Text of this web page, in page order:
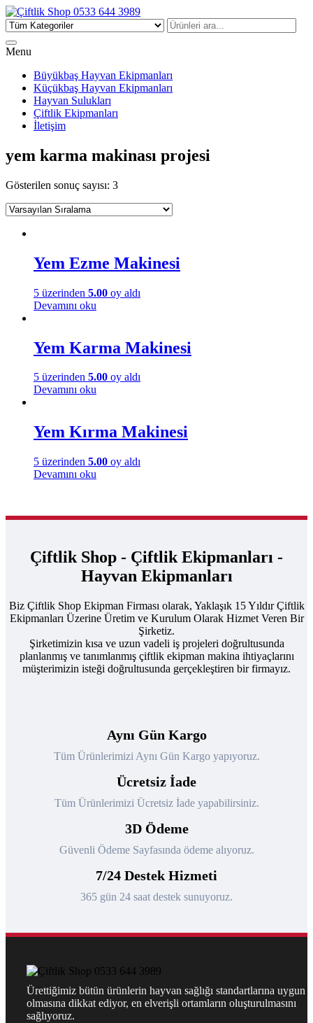
Çiftlik Shop 0533 644 3989
Menu
Büyükbaş Hayvan Ekipmanları
Küçükbaş Hayvan Ekipmanları
Hayvan Sulukları
Çiftlik Ekipmanları
İletişim
yem karma makinası projesi
Gösterilen sonuç sayısı: 3
Yem Ezme Makinesi
5 üzerinden 5.00 oy aldı
Devamını oku
Yem Karma Makinesi
5 üzerinden 5.00 oy aldı
Devamını oku
Yem Kırma Makinesi
5 üzerinden 5.00 oy aldı
Devamını oku
Çiftlik Shop - Çiftlik Ekipmanları -
Hayvan Ekipmanları
Biz Çiftlik Shop Ekipman Firması olarak, Yaklaşık 15 Yıldır Çiftlik
Ekipmanları Üzerine Üretim ve Kurulum Olarak Hizmet Veren Bir
Şirketiz.
Şirketimizin kısa ve uzun vadeli iş projeleri doğrultusunda
planlanmış ve tanımlanmış çiftlik ekipman makina ihtiyaçlarını
müşterimizin isteği doğrultusunda gerçekleştiren bir firmayız.
Aynı Gün Kargo
Tüm Ürünlerimizi Aynı Gün Kargo yapıyoruz.
Ücretsiz İade
Tüm Ürünlerimizi Ücretsiz İade yapabilirsiniz.
3D Ödeme
Güvenli Ödeme Sayfasında ödeme alıyoruz.
7/24 Destek Hizmeti
365 gün 24 saat destek sunuyoruz.
Ürettiğimiz bütün ürünlerin hayvan sağlığı standartlarına uygun
olmasına dikkat ediyor, en elverişli ortamların oluşturulmasını
sağlıyoruz.